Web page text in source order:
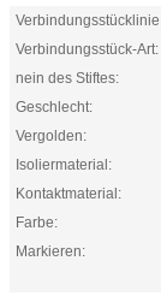
Verbindungsstück-Art:
nein des Stiftes:
Geschlecht:
Vergolden:
Isoliermaterial:
Kontaktmaterial:
Farbe:
Markieren: